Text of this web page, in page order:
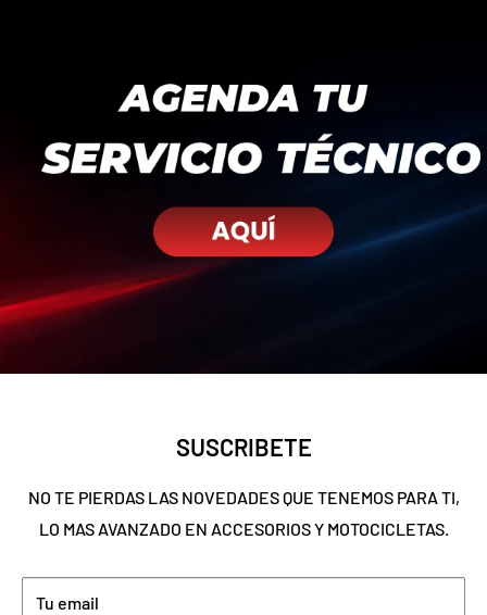
SUSCRIBETE
NO TE PIERDAS LAS NOVEDADES QUE TENEMOS PARA TI,
LO MAS AVANZADO EN ACCESORIOS Y MOTOCICLETAS.
Tu email